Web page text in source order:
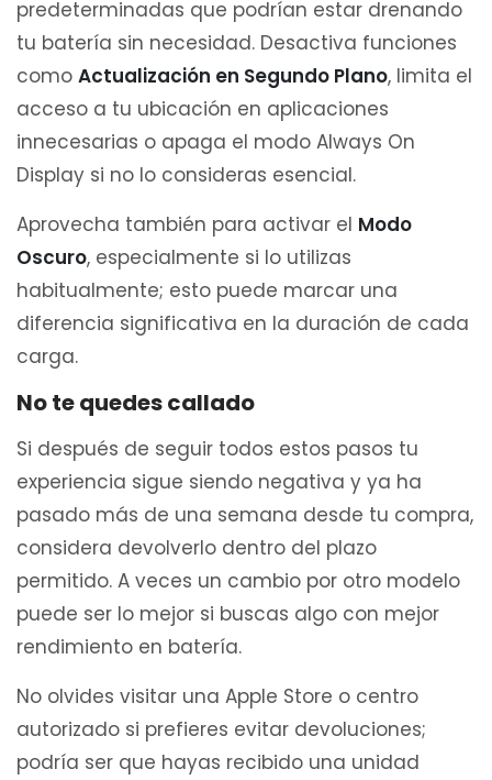
predeterminadas que podrían estar drenando
tu batería sin necesidad. Desactiva funciones
como Actualización en Segundo Plano, limita el
acceso a tu ubicación en aplicaciones
innecesarias o apaga el modo Always On
Display si no lo consideras esencial.
Aprovecha también para activar el Modo
Oscuro, especialmente si lo utilizas
habitualmente; esto puede marcar una
diferencia significativa en la duración de cada
carga.
No te quedes callado
Si después de seguir todos estos pasos tu
experiencia sigue siendo negativa y ya ha
pasado más de una semana desde tu compra,
considera devolverlo dentro del plazo
permitido. A veces un cambio por otro modelo
puede ser lo mejor si buscas algo con mejor
rendimiento en batería.
No olvides visitar una Apple Store o centro
autorizado si prefieres evitar devoluciones;
podría ser que hayas recibido una unidad